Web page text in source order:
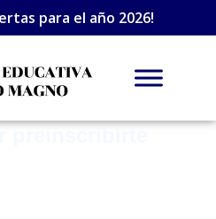
para el año 2026!